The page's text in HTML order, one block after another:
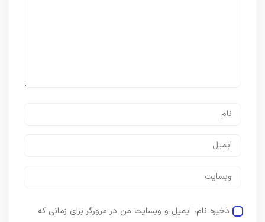
ذخیره نام، ایمیل و وبسایت من در مرورگر برای زمانی که